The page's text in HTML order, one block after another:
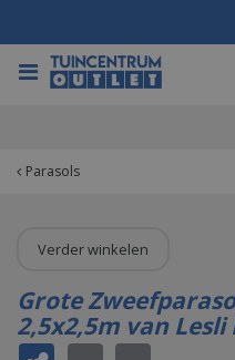
Parasols
Verder winkelen
Grote
2,5x2,5m van Lesli